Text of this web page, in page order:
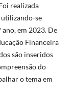
realizada
utilizando-se
em 2023. De
Financeira
são inseridos
do
o tema em